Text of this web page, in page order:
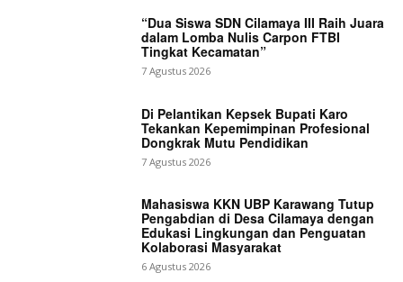
“Dua Siswa SDN Cilamaya III Raih Juara
dalam Lomba Nulis Carpon FTBI
Tingkat Kecamatan”
7 Agustus 2026
Di Pelantikan Kepsek Bupati Karo
Tekankan Kepemimpinan Profesional
Dongkrak Mutu Pendidikan
7 Agustus 2026
Mahasiswa KKN UBP Karawang Tutup
Pengabdian di Desa Cilamaya dengan
Edukasi Lingkungan dan Penguatan
Kolaborasi Masyarakat
6 Agustus 2026